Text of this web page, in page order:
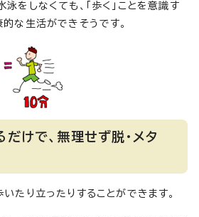
をしなくても、「歩く」ことを意識す
な生活ができそうです。
けで、無理せず脱・メタ
たり立ったりすることができます。